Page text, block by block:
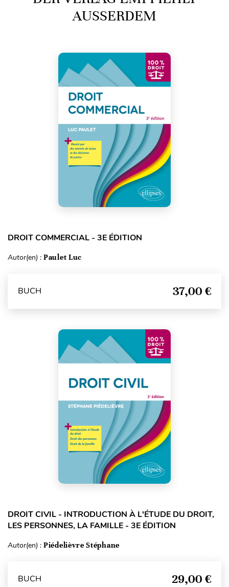
AUSSERDEM
DROIT COMMERCIAL - 3E ÉDITION
Autor(en) : Paulet Luc
BUCH 37,00 €
DROIT CIVIL - INTRODUCTION À L'ÉTUDE DU DROIT,
LES PERSONNES, LA FAMILLE - 3E ÉDITION
Autor(en) : Piédelièvre Stéphane
BUCH 29,00 €